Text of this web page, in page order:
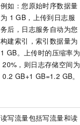
例如：您原始时序数据量
为 1 GB，上传到日志服
务后，日志服务自动为您
构建索引，索引数据量为
1 GB。上传时的压缩率为
20%，则日志存储空间为
0.2 GB+1 GB=1.2 GB。
读写流量包括写流量和读